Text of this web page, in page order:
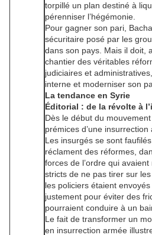
torpillé un plan destiné à
pérenniser l’hégémonie.
Pour gagner son pari,
sécuritaire posé par les
dans son pays. Mais il doit,
chantier des véritables
judiciaires et
interne et moderniser son
La tendance en Syrie
Éditorial : de la révolte à
Dès le début du
prémices d’une
Les insurgés se sont
réclament des réformes,
forces de l’ordre qui
stricts de ne pas tirer sur
les policiers étaient
justement pour éviter des
pourraient conduire à un
Le fait de transformer un
en insurrection armée